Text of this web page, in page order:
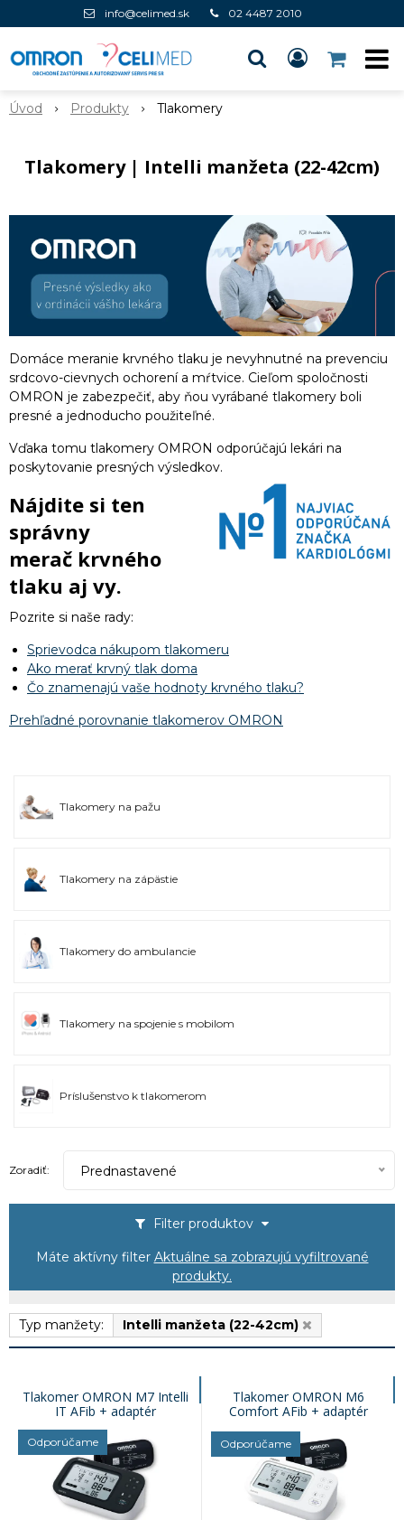
info@celimed.sk 02 4487 2010
Úvod Produkty Tlakomery
Tlakomery | Intelli manžeta (22-42cm)
Domáce meranie krvného tlaku je nevyhnutné na prevenciu
srdcovo-cievnych ochorení a mŕtvice. Cieľom spoločnosti
OMRON je zabezpečiť, aby ňou vyrábané tlakomery boli
presné a jednoducho použiteľné.
Vďaka tomu tlakomery OMRON odporúčajú lekári na
poskytovanie presných výsledkov.
Nájdite si ten
správny
merač krvného
tlaku aj vy.
Pozrite si naše rady:
Sprievodca nákupom tlakomeru
Ako merať krvný tlak doma
Čo znamenajú vaše hodnoty krvného tlaku?
Prehľadné porovnanie tlakomerov OMRON
Tlakomery na pažu
Tlakomery na zápästie
Tlakomery do ambulancie
Tlakomery na spojenie s mobilom
Príslušenstvo k tlakomerom
Filter produktov
Zoradiť: Prednastavené
Máte aktívny filter Aktuálne sa zobrazujú vyfiltrované
produkty.
Typ manžety: Intelli manžeta (22-42cm)
Tlakomer OMRON M7 Intelli
IT AFib + adaptér
Odporúčame
Tlakomer OMRON M6
Comfort AFib + adaptér
Odporúčame